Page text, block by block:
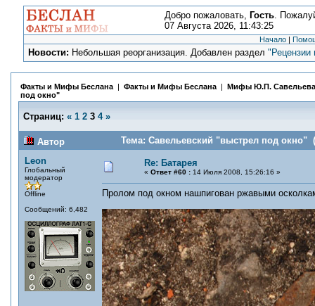
Добро пожаловать, Гость.
07 Августа 2026, 11:43:25
Начало |
Новости: Небольшая реорганизация. Добавлен раздел"Рецензии
Факты и Мифы Беслана | Факты и Мифы Беслана | Мифы Ю.П. Савельева
под окно"
Страниц: « 1 2 3 4 »
Автор
Тема: Савельевский "выстрел под окно"
Leon
Глобальный
модератор
Offline
Сообщений: 6,482
Re: Батарея
« Ответ #60 : 14 Июля 2008, 15:26:16 »
Пролом под окном нашпигован ржавыми